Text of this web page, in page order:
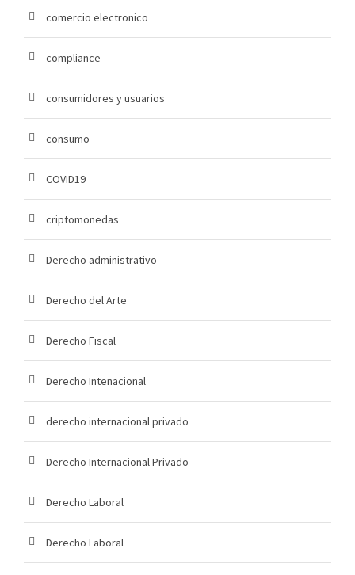
comercio electronico
compliance
consumidores y usuarios
consumo
COVID19
criptomonedas
Derecho administrativo
Derecho del Arte
Derecho Fiscal
Derecho Intenacional
derecho internacional privado
Derecho Internacional Privado
Derecho Laboral
Derecho Laboral